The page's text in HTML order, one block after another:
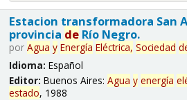
Estacion transformadora San
provincia deRío Negro.
por Agua y Energía Eléctrica, Sociedad
Idioma: Español
Editor: Buenos Aires: Agua y energía
estado, 1988